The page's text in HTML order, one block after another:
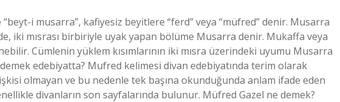
i musarra”, kafiyesiz beyitlere “ferd” veya “müfred” denir. Musarra
iki mısrası birbiriyle uyak yapan bölüme Musarra denir. Mukaffa veya
Cümlenin yüklem kısımlarının iki mısra üzerindeki uyumu Musarra
edebiyatta? Mufred kelimesi divan edebiyatında terim olarak
olmayan ve bu nedenle tek başına okunduğunda anlam ifade eden
divanların son sayfalarında bulunur. Müfred Gazel ne demek?